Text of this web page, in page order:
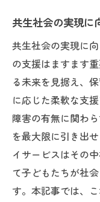
共生社会の実現に
共生社会の実現に
の支援はますます
る未来を見据え、
に応じた柔軟な支
障害の有無に関わ
を最大限に引き出
イサービスはその
て子どもたちが社
す。本記事では、